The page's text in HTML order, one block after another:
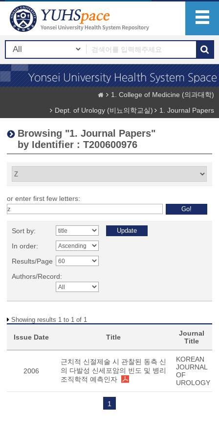
1. College of Medicine (의과대학)
Dept. of Urology (비뇨의학교실)
1. Journal Papers
Browsing "1. Journal Papers"
by Identifier : T200600976
or enter first few letters:
Sort by:
In order:
Results/Page
Authors/Record:
Showing results 1 to 1 of 1
Issue Date Title
Journal
Title
2006
근치적 신절제술 시 관찰된 동측 신
의 다발성 신세포암의 빈도 및 병리
조직학적 예측인자
KOREAN
JOURNAL
OF
UROLOGY
1